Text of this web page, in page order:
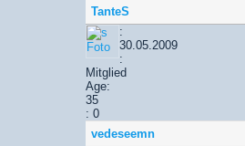
TanteS
:
30.05.2009
:
Mitglied
Age:
35
: 0
vedeseemn